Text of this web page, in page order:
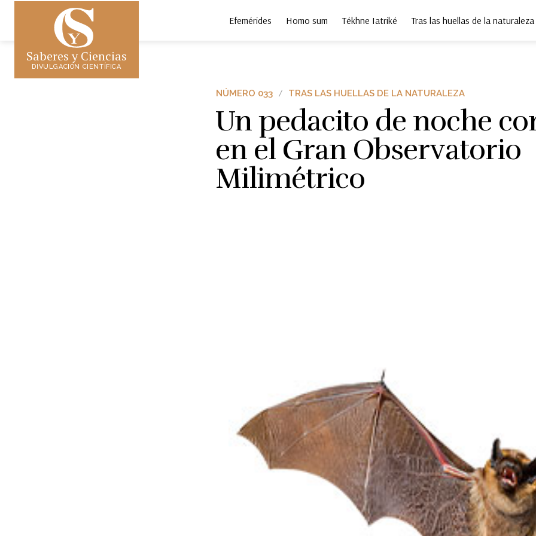
Saberes y Ciencias
DIVULGACIÓN CIENTÍFICA
Efemérides Homo sum Tékhne Iatriké Tras las huellas de la naturaleza
NÚMERO 033 TRAS LAS HUELLAS DE LA NATURALEZA
Un pedacito de noche
en el Gran Observatorio
Milimétrico